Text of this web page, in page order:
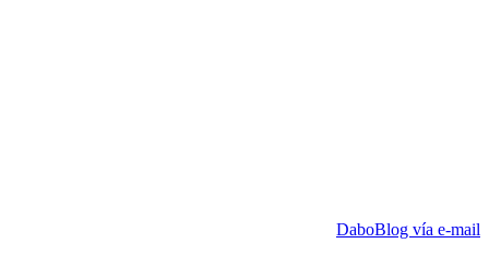
DaboBlog vía e-mail